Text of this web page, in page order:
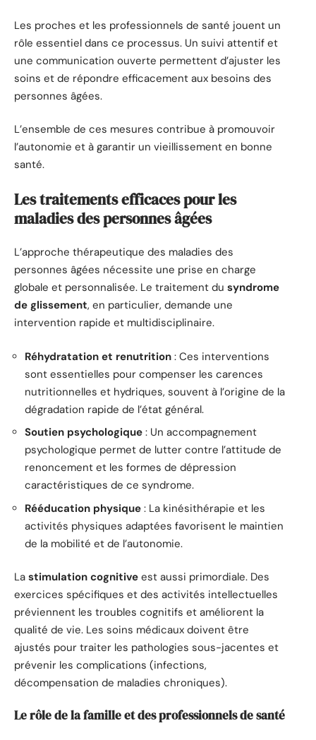
Les proches et les professionnels de santé jouent un
rôle essentiel dans ce processus. Un suivi attentif et
une communication ouverte permettent d’ajuster les
soins et de répondre efficacement aux besoins des
personnes âgées.
L’ensemble de ces mesures contribue à promouvoir
l’autonomie et à garantir un vieillissement en bonne
santé.
Les traitements efficaces pour les
maladies des personnes âgées
L’approche thérapeutique des maladies des
personnes âgées nécessite une prise en charge
globale et personnalisée. Le traitement du syndrome
de glissement, en particulier, demande une
intervention rapide et multidisciplinaire.
Réhydratation et renutrition : Ces interventions
sont essentielles pour compenser les carences
nutritionnelles et hydriques, souvent à l’origine de la
dégradation rapide de l’état général.
Soutien psychologique : Un accompagnement
psychologique permet de lutter contre l’attitude de
renoncement et les formes de dépression
caractéristiques de ce syndrome.
Rééducation physique : La kinésithérapie et les
activités physiques adaptées favorisent le maintien
de la mobilité et de l’autonomie.
La stimulation cognitive est aussi primordiale. Des
exercices spécifiques et des activités intellectuelles
préviennent les troubles cognitifs et améliorent la
qualité de vie. Les soins médicaux doivent être
ajustés pour traiter les pathologies sous-jacentes et
prévenir les complications (infections,
décompensation de maladies chroniques).
Le rôle de la famille et des professionnels de santé